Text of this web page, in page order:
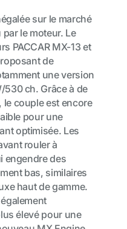
sur le marché
le moteur. Le
PACCAR MX-13 et
de
une version
ch. Grâce à de
couple est encore
pour une
optimisée. Les
rouler à
engendre des
bas, similaires
haut de gamme.
élevé pour une